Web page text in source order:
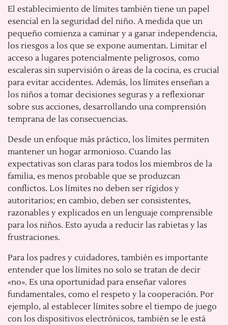
El establecimiento de límites también tiene un papel
esencial en la seguridad del niño. A medida que un
pequeño comienza a caminar y a ganar independencia,
los riesgos a los que se expone aumentan. Limitar el
acceso a lugares potencialmente peligrosos, como
escaleras sin supervisión o áreas de la cocina, es crucial
para evitar accidentes. Además, los límites enseñan a
los niños a tomar decisiones seguras y a reflexionar
sobre sus acciones, desarrollando una comprensión
temprana de las consecuencias.
Desde un enfoque más práctico, los límites permiten
mantener un hogar armonioso. Cuando las
expectativas son claras para todos los miembros de la
familia, es menos probable que se produzcan
conflictos. Los límites no deben ser rígidos y
autoritarios; en cambio, deben ser consistentes,
razonables y explicados en un lenguaje comprensible
para los niños. Esto ayuda a reducir las rabietas y las
frustraciones.
Para los padres y cuidadores, también es importante
entender que los límites no solo se tratan de decir
«no». Es una oportunidad para enseñar valores
fundamentales, como el respeto y la cooperación. Por
ejemplo, al establecer límites sobre el tiempo de juego
con los dispositivos electrónicos, también se le está